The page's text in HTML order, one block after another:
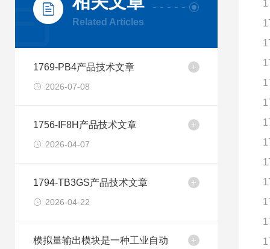
Related Articles
1769-PB4产品技术文章
2026-07-08
1756-IF8H产品技术文章
2026-04-07
1794-TB3GS产品技术文章
2026-04-22
模拟量输出模块是一种工业自动